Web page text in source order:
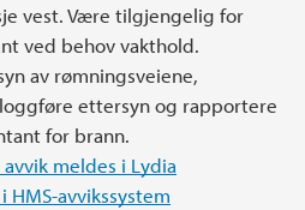
vest. Være tilgjengelig for
ved behov vakthold.
av rømningsveiene,
ettersyn og rapportere
for brann.
meldes i Lydia
HMS-avvikssystem